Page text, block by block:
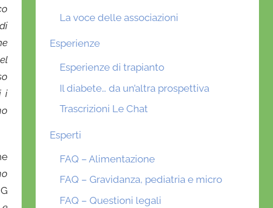
i
La voce delle associazioni
Esperienze
Esperienze di trapianto
Il diabete… da un’altra prospettiva
Trascrizioni Le Chat
Esperti
FAQ – Alimentazione
FAQ – Gravidanza, pediatria e micro
FAQ – Questioni legali